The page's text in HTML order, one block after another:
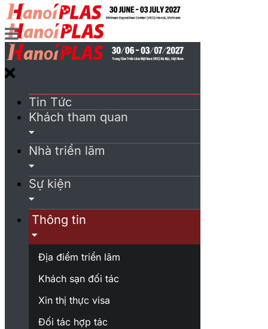
Tin Tức
Khách tham quan
Nhà triển lãm
Sự kiện
Thông tin
Địa điểm triển lãm
Khách sạn đối tác
Xin thị thực visa
Đối tác hợp tác